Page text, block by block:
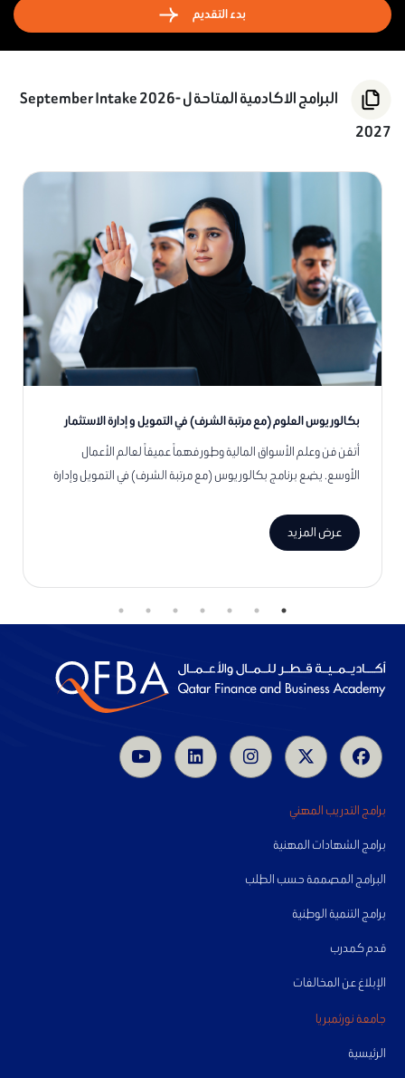
بدء التقديم
البرامج الاكادمية المتاحة ل September Intake 2026-
2027
بكالوريوس العلوم (مع مرتبة الشرف) في التمويل و إدارة الاستثمار
أتقن فن وعلم الأسواق المالية وطور فهماً عميقاً لعالم الأعمال
الأوسع. يضع برنامج بكالوريوس (مع مرتبة الشرف) في التمويل وإدارة
الأسس لمجموعة من الوظائف المجزية في هذه الصناعة المثيرة.
عرض المزيد
برامج التدريب المهني
برامج الشهادات المهنية
البرامج المصممة حسب الطلب
برامج التنمية الوطنية
قدم كمدرب
الإبلاغ عن المخالفات
جامعة نورثمبريا
الرئيسية